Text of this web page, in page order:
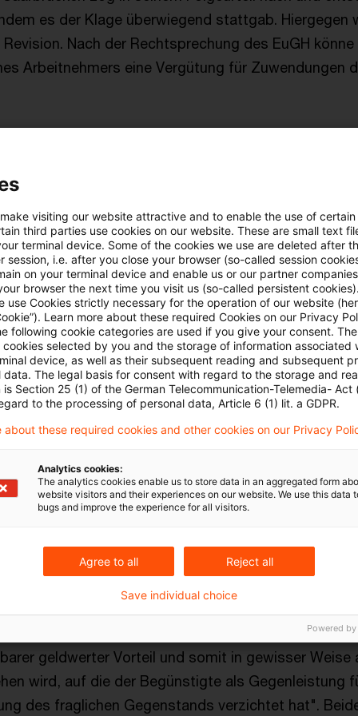
es der Klage überwiegend stattgab. Hiergegen
Nach der Rechtsprechung des EuGH könne
Arbeitnehmers eine Vergütung für Zuwendungen
ist begründet, das Urteil des
ist als Vermietung eines
Abs. 3 Nr. 2 Satz 3 Umsatzsteuergesetz (UStG)
2 UStG handelt es sich um einen
sonstige Leistung in einer Lieferung oder
Umsatz mit Baraufgabe auch mit einer
die MwStSystRL keine § 3 Abs. 12 UStG
sind Gegenleistungen in Form von Geldzahlungen
unionsrechtlich nach der Rechtsprechung des
genügt, dass die Gegenleistung in Geld
die Gegenleistung für eine Lieferung in einer
der Lieferung sein, wenn
zwischen der Lieferung und der Dienstleistung
in Geld ausgedrückt werden kann (Rz. 18 im
einen tauschähnlichen Umsatz abgelehnt, da
nur in drei Fällen angenommen habe
es unerheblich sei, ob "im Rahmen der
dem in Rede stehenden Unternehmen
geldwerter Vorteil und somit in gewisser Weise
wird, auf die der Begünstigte als Gegenleistung
des fraglichen Gegenstands verzichtet hat".
visiting our website attractive and to enable the use of
third parties use cookies on our website. These are small text
terminal device. Some of the cookies we use are deleted after
session, i.e. after you close your browser (so-called session
on your terminal device and enable us or our partner
browser the next time you visit us (so-called persistent
use Cookies strictly necessary for the operation of our website
Learn more about these required Cookies on our Privacy
following cookie categories are used if you give your consent.
cookies selected by you and the storage of information associated
device, as well as their subsequent reading and subsequent
data. The legal basis for consent with regard to the storage and
is Section 25 (1) of the German Telecommunication-Telemedia- Act
to the processing of personal data, Article 6 (1) lit. a GDPR.
about these required cookies and other cookies on our Privacy
Analytics cookies:
The analytics cookies enable us to store data in an aggregated form
website visitors and their experiences on our website. We use this data
bugs and improve the experience for all visitors.
Agree to all Reject all
Save individual choice
Powered by